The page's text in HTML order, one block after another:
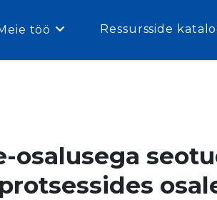
töö Ressursside
osalusega